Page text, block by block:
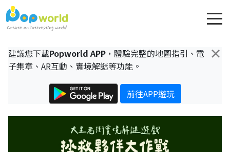
×
建議您下載Popworld APP ，體驗完整的地圖指引、電
子集章、AR互動、實境解謎等功能。
前往APP遊玩